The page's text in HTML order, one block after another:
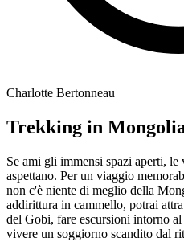
Charlotte Bertonneau
Trekking in
Se ami gli immensi spazi aperti,
aspettano. Per un viaggio
non c'è niente di meglio della
addirittura in cammello, potrai
del Gobi, fare escursioni intorno
vivere un soggiorno scandito dal